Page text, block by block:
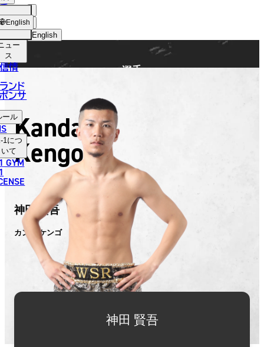
English
中文（简体）
中文（繁體）
ไทย
العربية
ョッ
プ
ュー
ス
情
ンド
ンサ
ール
1につ
いて
GYM
English
選手
Kanda
Kengo
神田 賢吾
カンダ ケンゴ
神田 賢吾